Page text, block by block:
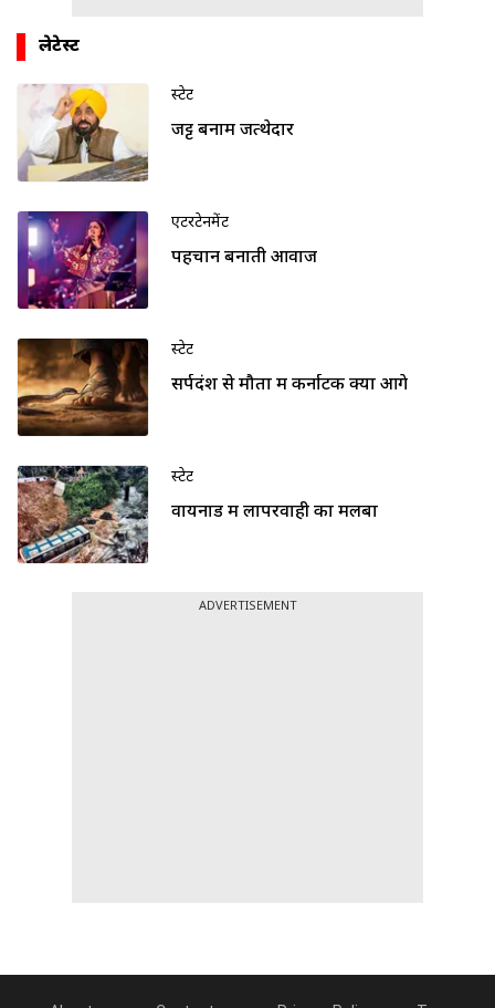
लेटेस्ट
स्टेट
जट्ट बनाम जत्थेदार
एंटरटेनमेंट
पहचान बनाती आवाज
स्टेट
सर्पदंश से मौतों में कर्नाटक क्यों आगे
स्टेट
वायनाड में लापरवाही का मलबा
ADVERTISEMENT